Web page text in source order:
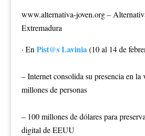
www.alternativa-joven.org –
Extremadura
· En Pist@s Lavinia (10 al 14 de
– Internet consolida su presencia en la
millones de personas
– 100 millones de dólares para
digital de EEUU